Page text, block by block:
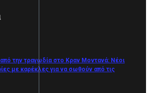
την τραγωδία στο Κραν Μοντανά: Νέοι
με καρέκλες για να σωθούν από τις